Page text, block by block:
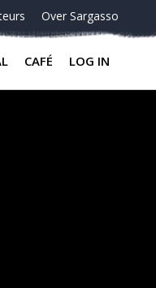
Over Sargasso
CAFÉ LOG IN